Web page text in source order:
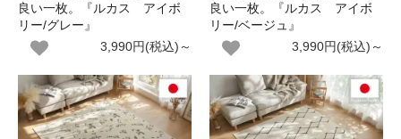
良い一枚。『ルカス アイボ
リー/グレー』
3,990円(税込)～
良い一枚。『ルカス アイボ
リー/ベージュ』
3,990円(税込)～